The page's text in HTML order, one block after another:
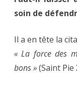
soin de
Il a en tête la
« La force des
bons »(Saint Pie